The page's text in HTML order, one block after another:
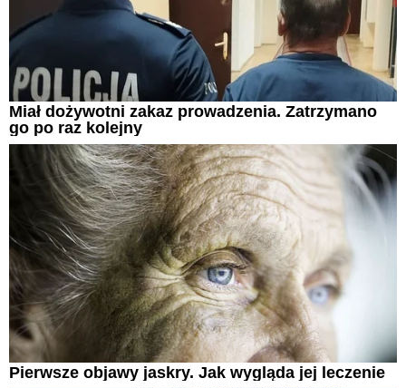
Miał dożywotni zakaz prowadzenia. Zatrzymano
go po raz kolejny
Pierwsze objawy jaskry. Jak wygląda jej leczenie